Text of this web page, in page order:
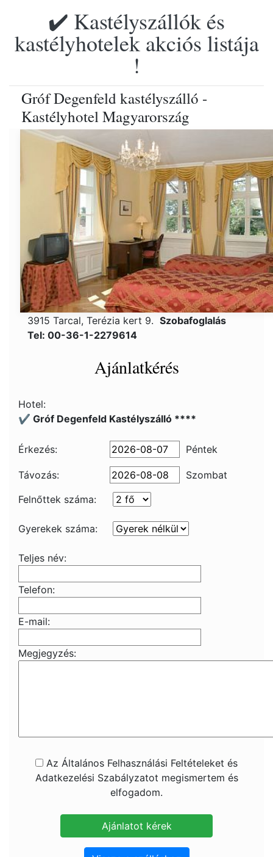
✔️ Kastélyszállók és
kastélyhotelek akciós listája
!
Gróf Degenfeld kastélyszálló -
Kastélyhotel Magyarország
3915 Tarcal, Terézia kert 9. Szobafoglalás
Tel: 00-36-1-2279614
Ajánlatkérés
Hotel:
✔️ Gróf Degenfeld Kastélyszálló ****
Érkezés: Péntek
Távozás:
Szombat
Felnőttek száma:
Gyerekek száma:
Teljes név:
Telefon:
E-mail:
Megjegyzés:
Az Általános Felhasználási Feltételeket és
Adatkezelési Szabályzatot megismertem és
elfogadom.